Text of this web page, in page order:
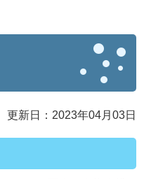
更新日：2023年04月03日